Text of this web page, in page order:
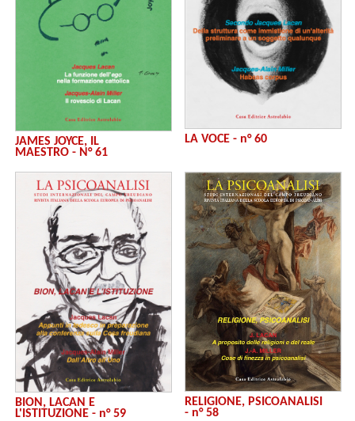
JAMES JOYCE, IL
MAESTRO - N° 61
LA VOCE - n° 60
BION, LACAN E
L'ISTITUZIONE - n° 59
RELIGIONE, PSICOANALISI
- n° 58